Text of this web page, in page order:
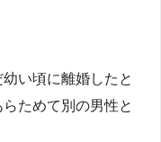
い頃に離婚したと
ためて別の男性と